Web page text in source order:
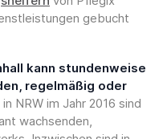
gebucht
kann stundenweise
regelmäßig oder
NRW im Jahr 2016 sind
wachsenden,